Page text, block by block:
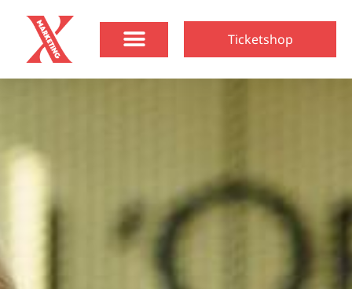
Ticketshop